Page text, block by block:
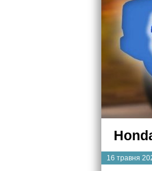
16 травня